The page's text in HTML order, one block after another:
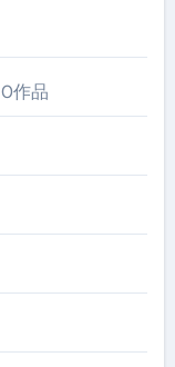
作品